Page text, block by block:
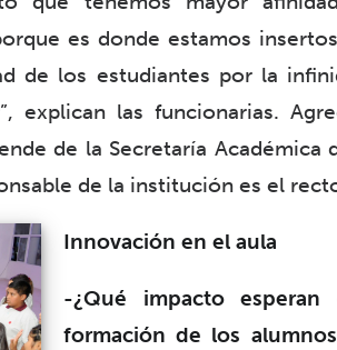
es donde estamos
de los estudiantes por la
explican las funcionarias.
de la Secretaría Académica
de la institución es el
Innovación en el aula
-¿Qué impacto
formación de los